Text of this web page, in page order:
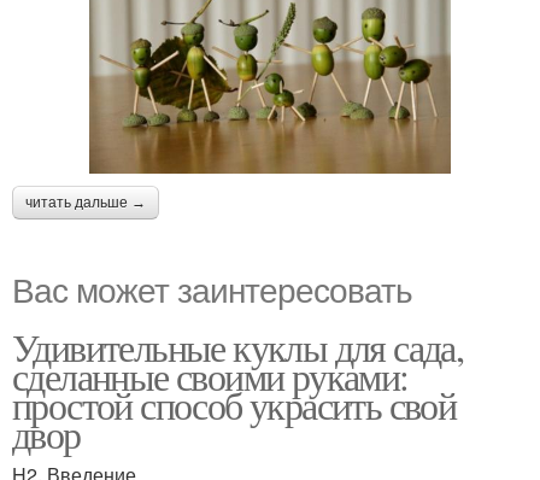
читать дальше →
Вас может заинтересовать
Удивительные куклы для сада,
сделанные своими руками:
простой способ украсить свой
двор
H2. Введение